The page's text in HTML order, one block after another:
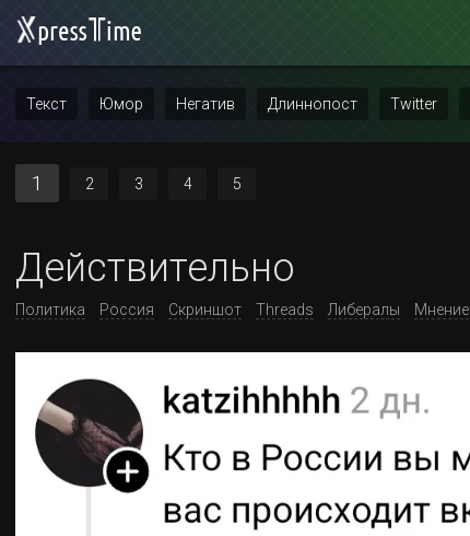
Текст Юмор Негатив Длиннопост Twitter
1 2 3 4 5
Действительно
Политика Россия Скриншот Threads Либералы Мнение